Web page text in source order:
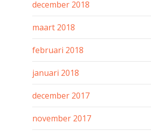
december 2018
maart 2018
februari 2018
januari 2018
december 2017
november 2017